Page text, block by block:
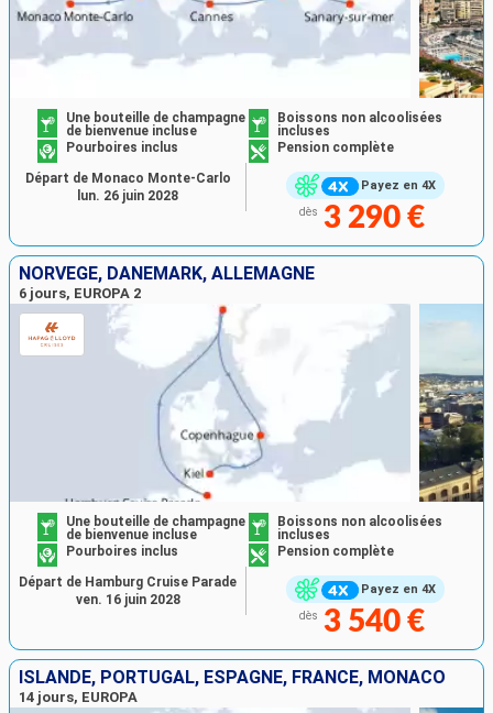
Payez en 4X
Une bouteille de champagne
de bienvenue incluse
Boissons non alcoolisées
incluses
Pourboires inclus
Pension complète
dès 3 290 €
Départ de Monaco Monte-Carlo
lun. 26 juin 2028
NORVÈGE, DANEMARK, ALLEMAGNE
6 jours, EUROPA 2
Payez en 4X
Une bouteille de champagne
de bienvenue incluse
Boissons non alcoolisées
incluses
Pourboires inclus
Pension complète
dès 3 540 €
Départ de Hamburg Cruise Parade
ven. 16 juin 2028
ISLANDE, PORTUGAL, ESPAGNE, FRANCE, MONACO
14 jours, EUROPA